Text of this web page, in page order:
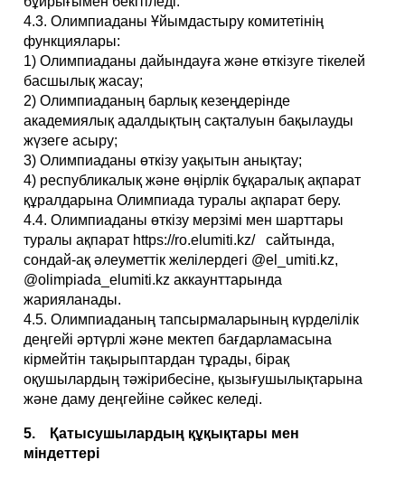
4.3. Олимпиаданы Ұйымдастыру комитетінің
функциялары:
1) Олимпиаданы дайындауға және өткізуге тікелей
басшылық жасау;
2) Олимпиаданың барлық кезеңдерінде
академиялық адалдықтың сақталуын бақылауды
жүзеге асыру;
3) Олимпиаданы өткізу уақытын анықтау;
4) республикалық және өңірлік бұқаралық ақпарат
құралдарына Олимпиада туралы ақпарат беру.
4.4. Олимпиаданы өткізу мерзімі мен шарттары
туралы ақпарат https://ro.elumiti.kz/ сайтында,
сондай-ақ әлеуметтік желілердегі @el_umiti.kz,
@olimpiada_elumiti.kz аккаунттарында
жарияланады.
4.5. Олимпиаданың тапсырмаларының күрделілік
деңгейі әртүрлі және мектеп бағдарламасына
кірмейтін тақырыптардан тұрады, бірақ
оқушылардың тәжірибесіне, қызығушылықтарына
және даму деңгейіне сәйкес келеді.
5. Қатысушылардың құқықтары мен
міндеттері